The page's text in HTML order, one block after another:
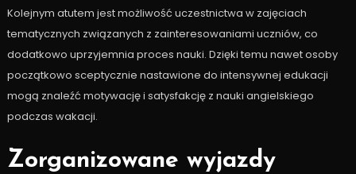
Kolejnym atutem jest możliwość uczestnictwa w zajęciach
tematycznych związanych z zainteresowaniami uczniów, co
dodatkowo uprzyjemnia proces nauki. Dzięki temu nawet osoby
początkowo sceptycznie nastawione do intensywnej edukacji
mogą znaleźć motywację i satysfakcję z nauki angielskiego
podczas wakacji.
Zorganizowane wyjazdy